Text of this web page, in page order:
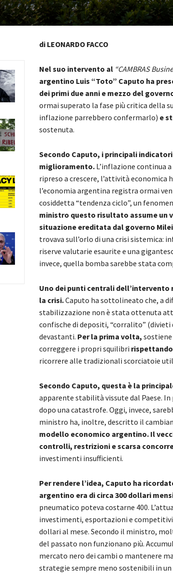
di LEONARDO FACCO
Nel suo intervento al “CAMBRAS
argentino Luis “Toto” Caputo ha
dei primi due anni e mezzo del
ormai superato la fase più critica della
inflazione parrebbero confermarlo) e
sostenuta.
Secondo Caputo, i principali
miglioramento.L’inflazione continua
ripreso a crescere, l’attività
l’economia argentina registra ormai
cosiddetta “tendenza ciclo”, un
ministro questo risultato assume un
situazione ereditata dal governo Milei
trovava sull’orlo di una crisi
riserve valutarie esaurite e una
invece, quella bomba sarebbe stata
Uno dei punti centrali
la crisi.Caputo ha sottolineato che, a
stabilizzazione non è stata ottenuta
confische di depositi, “corralito”
devastanti. Per la prima volta,
correggere i propri squilibri
ricorrere alle tradizionali scorciatoie
Secondo Caputo, questa è la
apparente stabilità vissute dal Paese.
dopo una catastrofe. Oggi, invece,
ministro ha, inoltre, descritto il
modello economico argentino. Il
controlli, restrizioni e scarsa
investimenti insufficienti.
Per rendere l’idea, Caputo ha
argentino era di circa 300 dollari
pneumatico poteva costarne 400.
investimenti, esportazioni e
dollari al mese. Secondo il ministro,
del passato non funzionano più.
mercato nero dei cambi o mantenere
strategie sempre meno sostenibili in